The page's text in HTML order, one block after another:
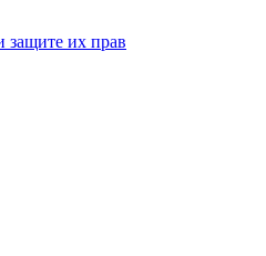
защите их прав